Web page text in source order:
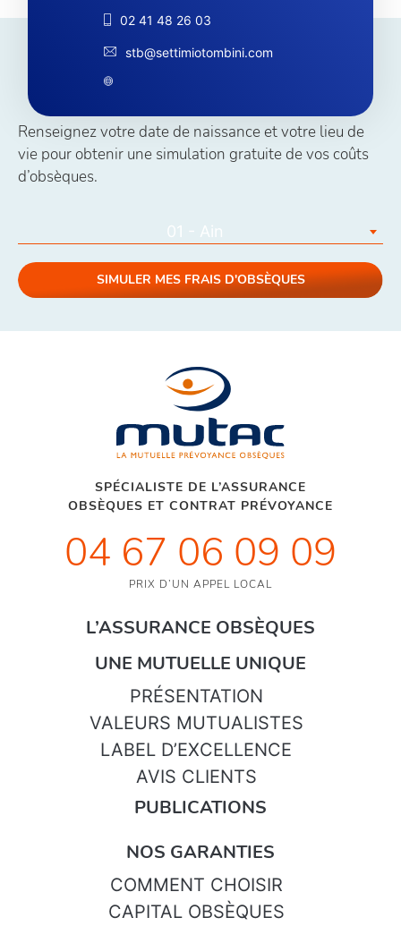
02 41 48 26 03
stb@settimiotombini.com
Simuler vos coûts obsèques
Renseignez votre date de naissance et votre lieu de
vie pour obtenir une simulation gratuite de vos coûts
d’obsèques.
01 - Ain
SIMULER MES FRAIS D'OBSÈQUES
SPÉCIALISTE DE L’ASSURANCE
OBSÈQUES ET CONTRAT PRÉVOYANCE
04 67 06 09 09
PRIX D’UN APPEL LOCAL
L’ASSURANCE OBSÈQUES
UNE MUTUELLE UNIQUE
PRÉSENTATION
VALEURS MUTUALISTES
LABEL D’EXCELLENCE
AVIS CLIENTS
PUBLICATIONS
NOS GARANTIES
COMMENT CHOISIR
CAPITAL OBSÈQUES